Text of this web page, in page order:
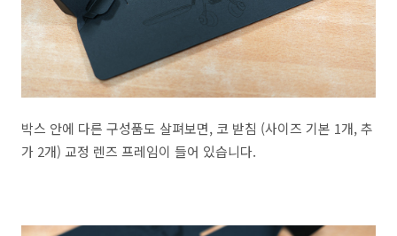
박스 안에 다른 구성품도 살펴보면, 코 받침 (사이즈 기본 1개, 추
가 2개) 교정 렌즈 프레임이 들어 있습니다.